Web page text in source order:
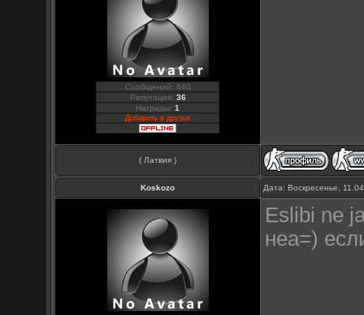
Сообщений: 640
Репутация: 36
Награды:1
Добавить в друзья
( Латвия )
Koskozo Дата: Воскресенье,
Eslibi ne
неа=)